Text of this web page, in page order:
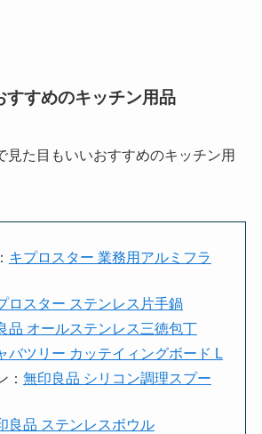
すすめのキッチン用品
見た目もいいおすすめのキッチン用
キプロスター 業務用アルミフラ
ロスター ステンレス片手鍋
品 オールステンレス三徳包丁
バツリー カッテイィングボード L
： 無印良品 シリコン調理スプー
良品 ステンレスボウル